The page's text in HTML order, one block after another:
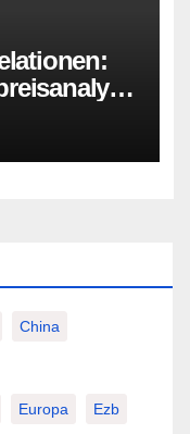
China
Europa Ezb